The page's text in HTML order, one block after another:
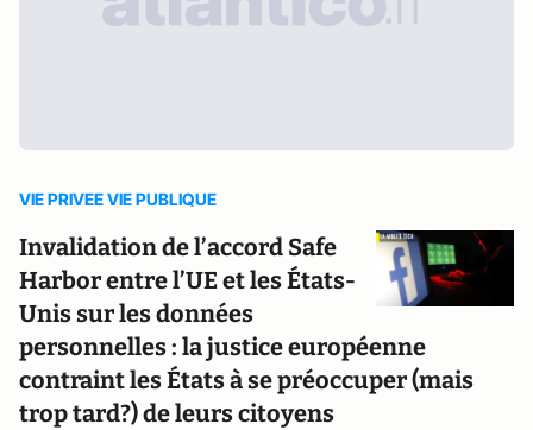
VIE PRIVEE VIE PUBLIQUE
Invalidation de l’accord Safe
Harbor entre l’UE et les États-
Unis sur les données
personnelles : la justice européenne
contraint les États à se préoccuper (mais
trop tard?) de leurs citoyens